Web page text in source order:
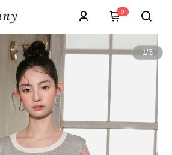
0
1/3